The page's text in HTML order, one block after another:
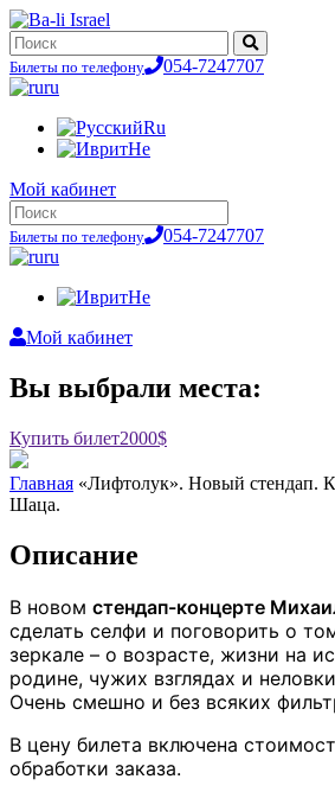
Билеты по телефону
054-7247707
ru
Ru
He
Мой кабинет
Билеты по телефону
054-7247707
ru
He
Мой кабинет
Вы выбрали места:
Купить билет2000$
Главная «Лифтолук». Новый стендап.
Шаца.
Описание
В новом стендап-концерте
сделать селфи и поговорить о
зеркале – о возрасте, жизни на
родине, чужих взглядах и
Очень смешно и без всяких
В цену билета включена
обработки заказа.